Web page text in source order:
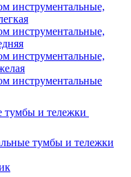
инструментальные,
инструментальные,
инструментальные,
инструментальные
тумбы и тележки
тумбы и тележки